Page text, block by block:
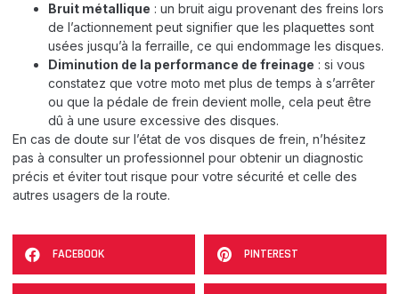
Bruit métallique : un bruit aigu provenant des freins lors
de l’actionnement peut signifier que les plaquettes sont
usées jusqu’à la ferraille, ce qui endommage les disques.
Diminution de la performance de freinage : si vous
constatez que votre moto met plus de temps à s’arrêter
ou que la pédale de frein devient molle, cela peut être
dû à une usure excessive des disques.
En cas de doute sur l’état de vos disques de frein, n’hésitez
pas à consulter un professionnel pour obtenir un diagnostic
précis et éviter tout risque pour votre sécurité et celle des
autres usagers de la route.
FACEBOOK PINTEREST